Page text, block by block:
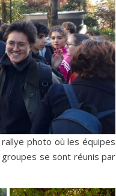
photo où les équipes
se sont réunis par